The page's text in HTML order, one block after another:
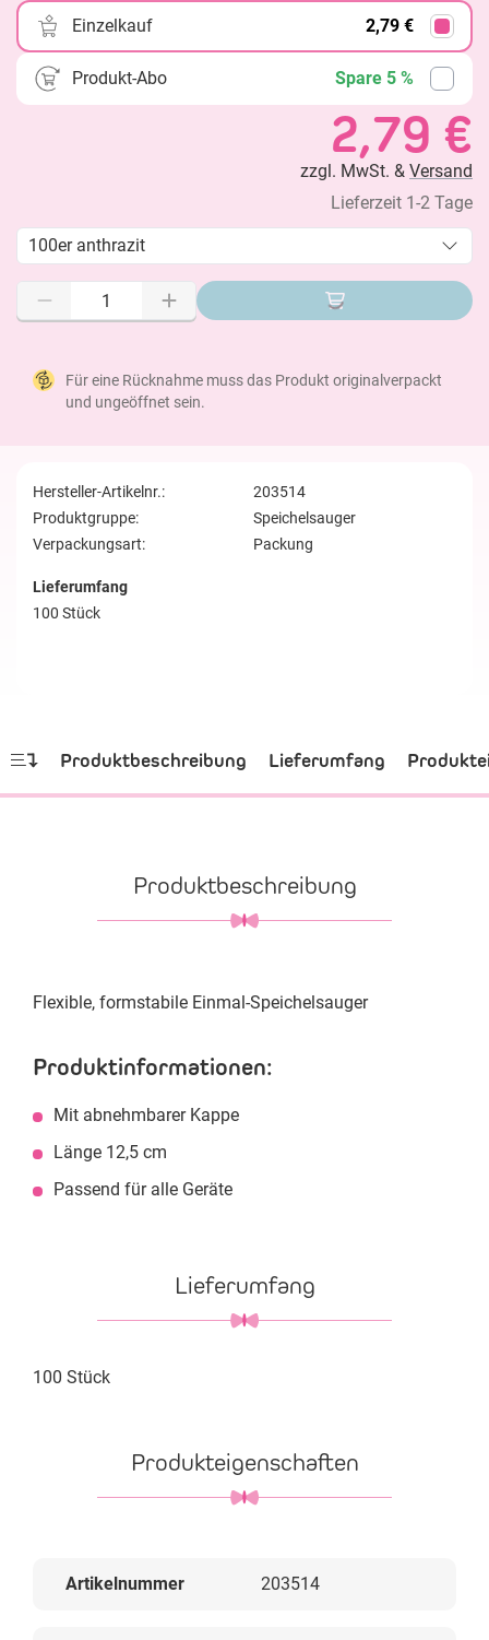
Einzelkauf 2,79 €
Produkt-Abo Spare 5 %
2,79 €
zzgl. MwSt. & Versand
Lieferzeit 1-2 Tage
100er anthrazit
Für eine Rücknahme muss das Produkt originalverpackt
und ungeöffnet sein.
Hersteller-Artikelnr.:
203514
Produktgruppe:
Speichelsauger
Verpackungsart:
Packung
Lieferumfang
100 Stück
Produktbeschreibung Lieferumfang
Produktbeschreibung
Flexible, formstabile Einmal-Speichelsauger
Produktinformationen:
Mit abnehmbarer Kappe
Länge 12,5 cm
Passend für alle Geräte
Lieferumfang
100 Stück
Produkteigenschaften
Artikelnummer 203514